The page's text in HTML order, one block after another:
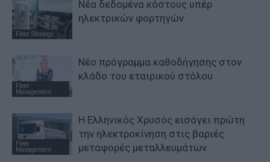
Fleet Strategy
Νέα δεδομένα κόστους υπέρ
ηλεκτρικών φορτηγών
Fleet
Management
Νέο πρόγραμμα καθοδήγησης στον
κλάδο του εταιρικού στόλου
Fleet
Management
Η Ελληνικός Χρυσός εισάγει πρώτη
την ηλεκτροκίνηση στις βαριές
μεταφορές μεταλλευμάτων